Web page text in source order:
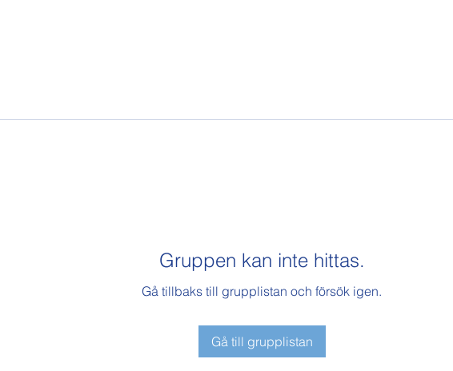
Gruppen kan inte hittas.
Gå tillbaks till grupplistan och försök igen.
Gå till grupplistan